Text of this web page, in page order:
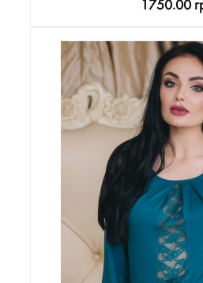
1750.00